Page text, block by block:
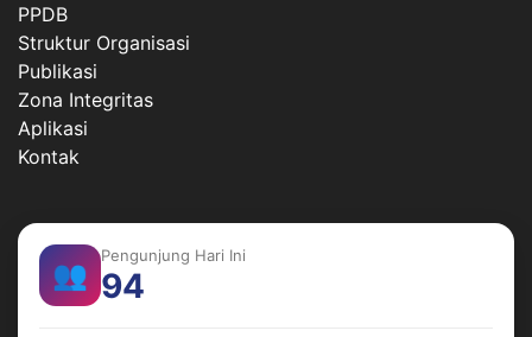
PPDB
Struktur Organisasi
Publikasi
Zona Integritas
Aplikasi
Kontak
👥
Pengunjung Hari Ini
94